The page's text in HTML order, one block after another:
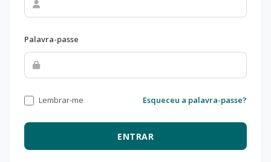
Palavra-passe
Lembrar-me Esqueceu a palavra-passe?
ENTRAR